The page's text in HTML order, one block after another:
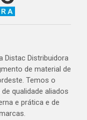
Distac Distribuidora
de material de
Temos o
qualidade aliados
e prática e de